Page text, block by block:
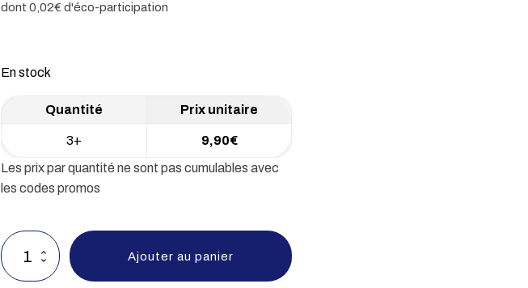
prix
12,90€.
prix
7,90€.
dont 0,02€ d'éco-participation
En stock
3+ 9,90€
Les prix par quantité ne sont pas cumulables avec
les codes promos
quantité
de
Hub
Ajouter au panier